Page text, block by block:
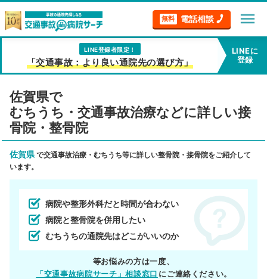
無料 電話相談 menu
LINE登録者限定！
「交通事故：より良い通院先の選び方」
LINEに
登録
佐賀県で
むちうち・交通事故治療などに詳しい接
骨院・整骨院
佐賀県 で交通事故治療・むちうち等に詳しい整骨院・接骨院をご紹介して
います。
病院や整形外科だと時間が合わない
病院と整骨院を併用したい
むちうちの通院先はどこがいいのか
等お悩みの方は一度、
「交通事故病院サーチ」相談窓口 にご連絡ください。